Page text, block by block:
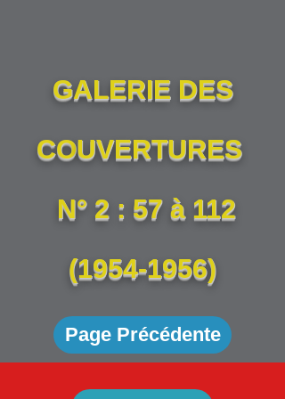
GALERIE DES
COUVERTURES
N° 2 : 57 à 112
(1954-1956)
Page Précédente